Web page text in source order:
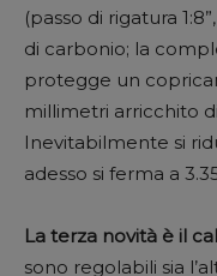
(passo di rigatura
di carbonio; la
protegge un
millimetri arricchito
Inevitabilmente si
adesso si ferma a
La terza novità è il
sono regolabili sia